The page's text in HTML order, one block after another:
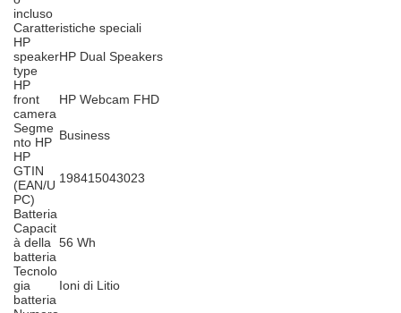
incluso
Caratteristiche speciali
HP
speaker
type
HP Dual Speakers
HP
front
camera
HP Webcam FHD
Segme
nto HP Business
HP
GTIN
(EAN/U
PC)
198415043023
Batteria
Capacit
à della
batteria
56 Wh
Tecnolo
gia
batteria
Ioni di Litio